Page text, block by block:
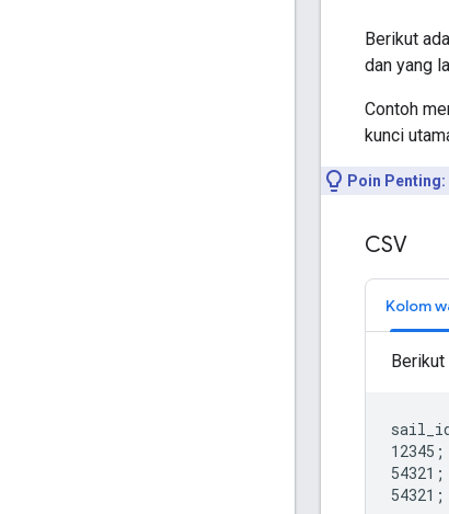
Berikut
dan yang
Contoh
kunci
Poin Penting:
CSV
Kolom